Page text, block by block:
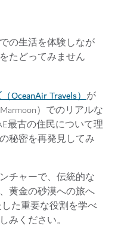
の生活を体験しなが
たどってみません
OceanAir Travels）が
）でのリアルな
最古の住民について理
秘密を再発見してみ
チャーで、伝統的な
黄金の砂漠への旅へ
た重要な役割を学べ
みください。